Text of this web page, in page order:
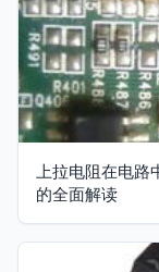
上拉电阻在电
的全面解读